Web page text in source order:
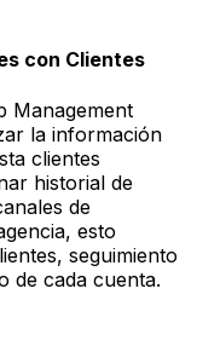
con Clientes
Management
la información
clientes
historial de
de
esto
seguimiento
de cada cuenta.